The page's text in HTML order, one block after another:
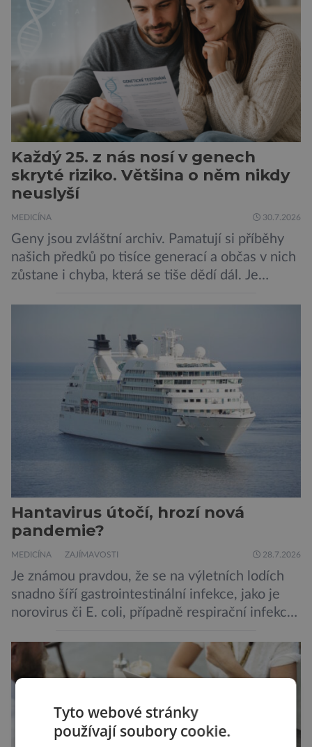
stojí změny v mozku vyvolané těhotenstvím!
Poporodní mozková mlha, v angličtině […]
Každý 25. z nás nosí v genech
skryté riziko. Většina o něm nikdy
neuslyší
MEDICÍNA 30.7.2026
Geny jsou zvláštní archiv. Pamatují si příběhy
našich předků po tisíce generací a občas v nich
zůstane i chyba, která se tiše dědí dál. Je
jednou rozhodnout o zdraví jeho dítěte. Právě
to je případ řady dědičných onemocnění,
například cystické fibrózy, […]
Hantavirus útočí, hrozí nová
pandemie?
MEDICÍNA ZAJÍMAVOSTI 28.7.2026
Je známou pravdou, že se na výletních lodích
snadno šíří gastrointestinální infekce, jako je
norovirus či E. coli, případně respirační infekce,
Ovšem slyšet o prvním ohnisku hantaviru na
výletní lodi bylo znepokojivé i pro odborníky.
Zdá se, že nebezpečí bylo prozatím zažehnáno.
Máme se bát nové pandemie? Hantavirus […]
Tyto webové stránky
používají soubory cookie.